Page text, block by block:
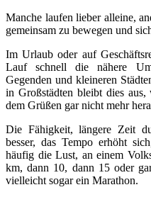
Manche laufen lieber alleine,
gemeinsam zu bewegen und
Im Urlaub oder auf
Lauf schnell die nähere
Gegenden und kleineren
in Großstädten bleibt dies
dem Grüßen gar nicht mehr
Die Fähigkeit, längere Zeit
besser, das Tempo erhöht
häufig die Lust, an einem
km, dann 10, dann 15 oder
vielleicht sogar ein Marathon.